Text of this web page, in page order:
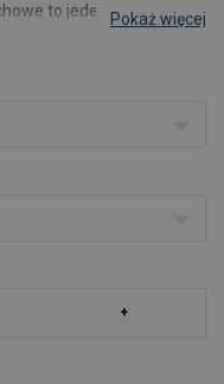
to jeden z
na podnoszenia
Sprawdzają się idealn
Pokaż więcej